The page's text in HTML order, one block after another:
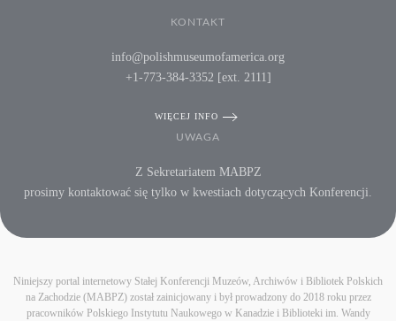
KONTAKT
info@polishmuseumofamerica.org
+1-773-384-3352 [ext. 2111]
WIĘCEJ INFO
UWAGA
Z Sekretariatem MABPZ
prosimy kontaktować się tylko w kwestiach dotyczących Konferencji.
Niniejszy portal internetowy Stałej Konferencji Muzeów, Archiwów i Bibliotek Polskich
na Zachodzie (MABPZ) został zainicjowany i był prowadzony do 2018 roku przez
pracowników Polskiego Instytutu Naukowego w Kanadzie i Biblioteki im. Wandy